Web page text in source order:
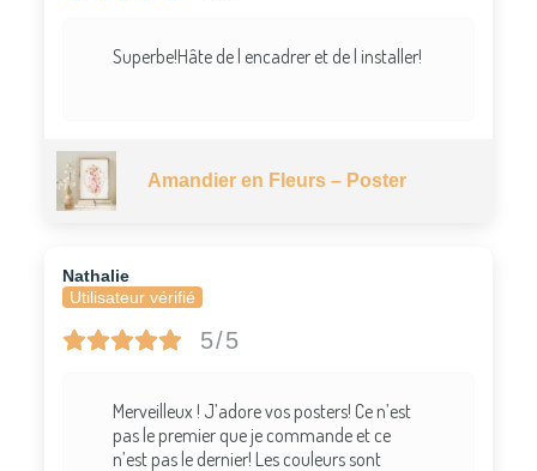
Superbe!Hâte de l encadrer et de l installer!
Amandier en Fleurs – Poster
Nathalie
Utilisateur vérifié
5/5
Merveilleux ! J’adore vos posters! Ce n’est
pas le premier que je commande et ce
n’est pas le dernier! Les couleurs sont